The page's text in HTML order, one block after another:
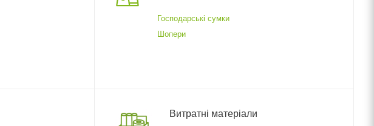
Господарські сумки
Шопери
Витратні матеріали